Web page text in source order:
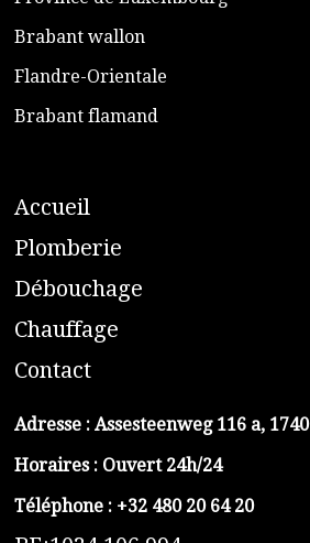
​Brabant wallon
​Flandre-Orientale
​Brabant flamand
Accueil
​Plomberie
Débouchage
Chauffage
Contact
Adresse : Assesteenweg 116 a,
Horaires : Ouvert 24h/24
Téléphone : +32 480 20 64 20